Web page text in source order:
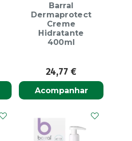
Barral
Dermaprotect
Creme
Hidratante
400ml
24,77 €
Acompanhar